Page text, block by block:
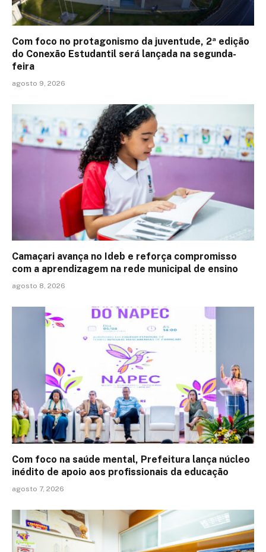
Com foco no protagonismo da juventude, 2ª edição
do Conexão Estudantil será lançada na segunda-
feira
agosto 9, 2026
Camaçari avança no Ideb e reforça compromisso
com a aprendizagem na rede municipal de ensino
agosto 8, 2026
Com foco na saúde mental, Prefeitura lança núcleo
inédito de apoio aos profissionais da educação
agosto 7, 2026